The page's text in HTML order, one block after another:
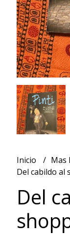
Inicio
Mas
Del cabildo al
Del